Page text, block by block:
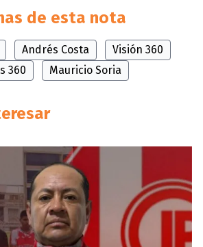
de esta nota
Andrés Costa
Visión 360
360
Mauricio Soria